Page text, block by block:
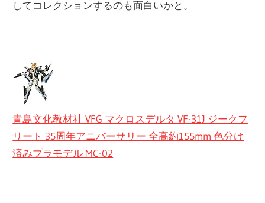
してコレクションするのも面白いかと。
青島文化教材社 VFG マクロスデルタ VF-31J ジークフ
リート 35周年アニバーサリー 全高約155mm 色分け
済みプラモデル MC-02